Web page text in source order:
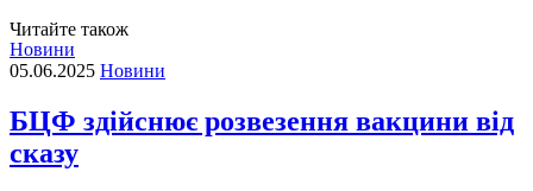
Читайте також
Новини
05.06.2025 Новини
БЦФ здійснює розвезення вакцини від
сказу